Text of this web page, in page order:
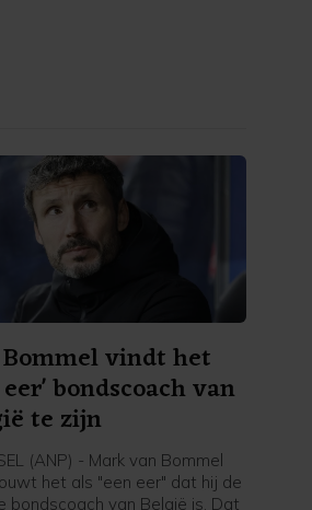
door zullen gaan.
vindt het
bondscoach van
te zijn
(ANP) - Mark van Bommel
het als "een eer" dat hij de
bondscoach van België is. Dat